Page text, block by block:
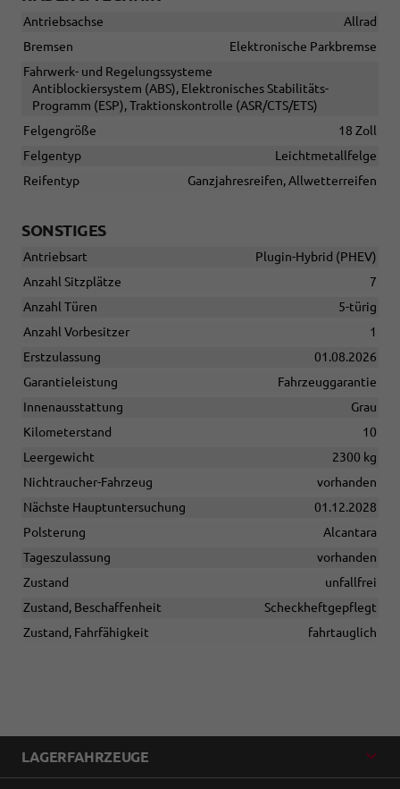
Antriebsachse
Allrad
Bremsen
Elektronische Parkbremse
Fahrwerk- und Regelungssysteme
Antiblockiersystem (ABS), Elektronisches Stabilitäts-
Programm (ESP), Traktionskontrolle (ASR/CTS/ETS)
Felgengröße
18 Zoll
Felgentyp
Leichtmetallfelge
Reifentyp
Ganzjahresreifen, Allwetterreifen
SONSTIGES
Antriebsart
Plugin-Hybrid (PHEV)
Anzahl Sitzplätze
7
Anzahl Türen
5-türig
Anzahl Vorbesitzer
1
Erstzulassung
01.08.2026
Garantieleistung
Fahrzeuggarantie
Innenausstattung
Grau
Kilometerstand
10
Leergewicht
2300 kg
Nichtraucher-Fahrzeug
vorhanden
Nächste Hauptuntersuchung
01.12.2028
Polsterung
Alcantara
Tageszulassung
vorhanden
Zustand
unfallfrei
Zustand, Beschaffenheit
Scheckheftgepflegt
Zustand, Fahrfähigkeit
fahrtauglich
LAGERFAHRZEUGE